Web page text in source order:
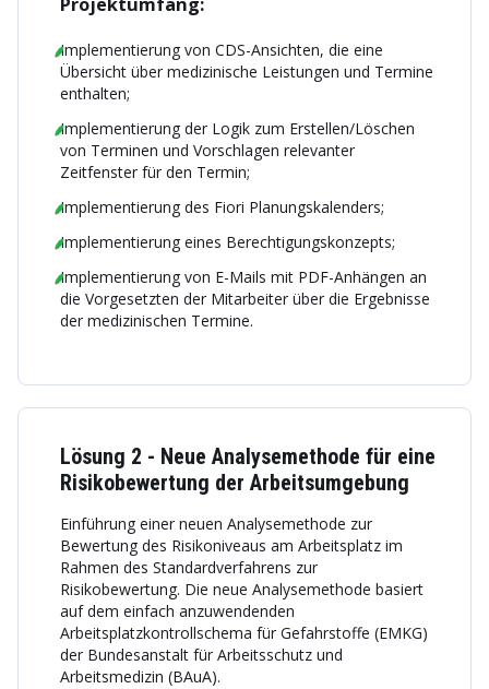
Implementierung von CDS-Ansichten, die eine
Übersicht über medizinische Leistungen und Termine
enthalten;
Implementierung der Logik zum Erstellen/Löschen
von Terminen und Vorschlagen relevanter
Zeitfenster für den Termin;
Implementierung des Fiori Planungskalenders;
Implementierung eines Berechtigungskonzepts;
Implementierung von E-Mails mit PDF-Anhängen an
die Vorgesetzten der Mitarbeiter über die Ergebnisse
der medizinischen Termine.
Lösung 2 - Neue Analysemethode für eine
Risikobewertung der Arbeitsumgebung
Einführung einer neuen Analysemethode zur
Bewertung des Risikoniveaus am Arbeitsplatz im
Rahmen des Standardverfahrens zur
Risikobewertung. Die neue Analysemethode basiert
auf dem einfach anzuwendenden
Arbeitsplatzkontrollschema für Gefahrstoffe (EMKG)
der Bundesanstalt für Arbeitsschutz und
Arbeitsmedizin (BAuA).